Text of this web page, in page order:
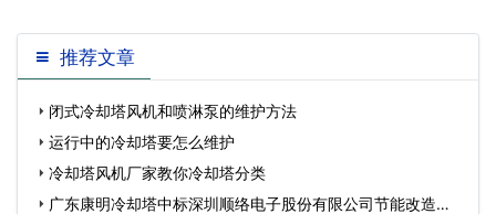
推荐文章
闭式冷却塔风机和喷淋泵的维护方法
运行中的冷却塔要怎么维护
冷却塔风机厂家教你冷却塔分类
广东康明冷却塔中标深圳顺络电子股份有限公司节能改造工